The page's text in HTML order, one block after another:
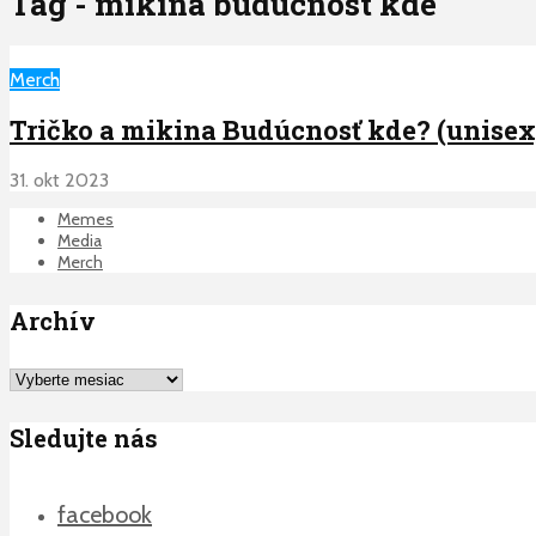
Merch
Tričko a mikina Budúcnosť kde?
31. okt 2023
Memes
Media
Merch
Archív
Archív
Sledujte nás
facebook